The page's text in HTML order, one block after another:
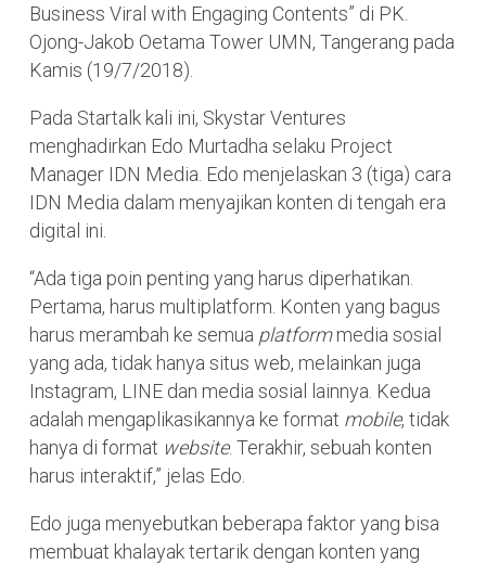
Business Viral with Engaging Contents” di PK.
Ojong-Jakob Oetama Tower UMN, Tangerang pada
Kamis (19/7/2018).
Pada Startalk kali ini, Skystar Ventures
menghadirkan Edo Murtadha selaku Project
Manager IDN Media. Edo menjelaskan 3 (tiga) cara
IDN Media dalam menyajikan konten di tengah era
digital ini.
“Ada tiga poin penting yang harus diperhatikan.
Pertama, harus multiplatform. Konten yang bagus
harus merambah ke semua platformmedia sosial
yang ada, tidak hanya situs web, melainkan juga
Instagram, LINE dan media sosial lainnya. Kedua
adalah mengaplikasikannya ke format mobile, tidak
hanya di format website. Terakhir, sebuah konten
harus interaktif,” jelas Edo.
Edo juga menyebutkan beberapa faktor yang bisa
membuat khalayak tertarik dengan konten yang